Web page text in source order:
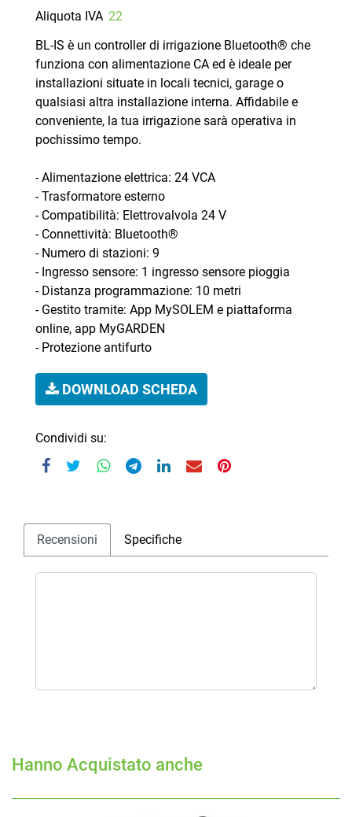
Aliquota IVA 22
BL-IS è un controller di irrigazione Bluetooth® che
funziona con alimentazione CA ed è ideale per
installazioni situate in locali tecnici, garage o
qualsiasi altra installazione interna. Affidabile e
conveniente, la tua irrigazione sarà operativa in
pochissimo tempo.
- Alimentazione elettrica: 24 VCA
- Trasformatore esterno
- Compatibilità: Elettrovalvola 24 V
- Connettività: Bluetooth®
- Numero di stazioni: 9
- Ingresso sensore: 1 ingresso sensore pioggia
- Distanza programmazione: 10 metri
- Gestito tramite: App MySOLEM e piattaforma
online, app MyGARDEN
- Protezione antifurto
DOWNLOAD SCHEDA
Condividi su:
Recensioni Specifiche
Hanno Acquistato anche